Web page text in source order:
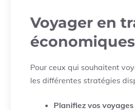
Voyager en
Pour ceux qui souhaitent
les différentes stratégies
Planifiez vos voyages